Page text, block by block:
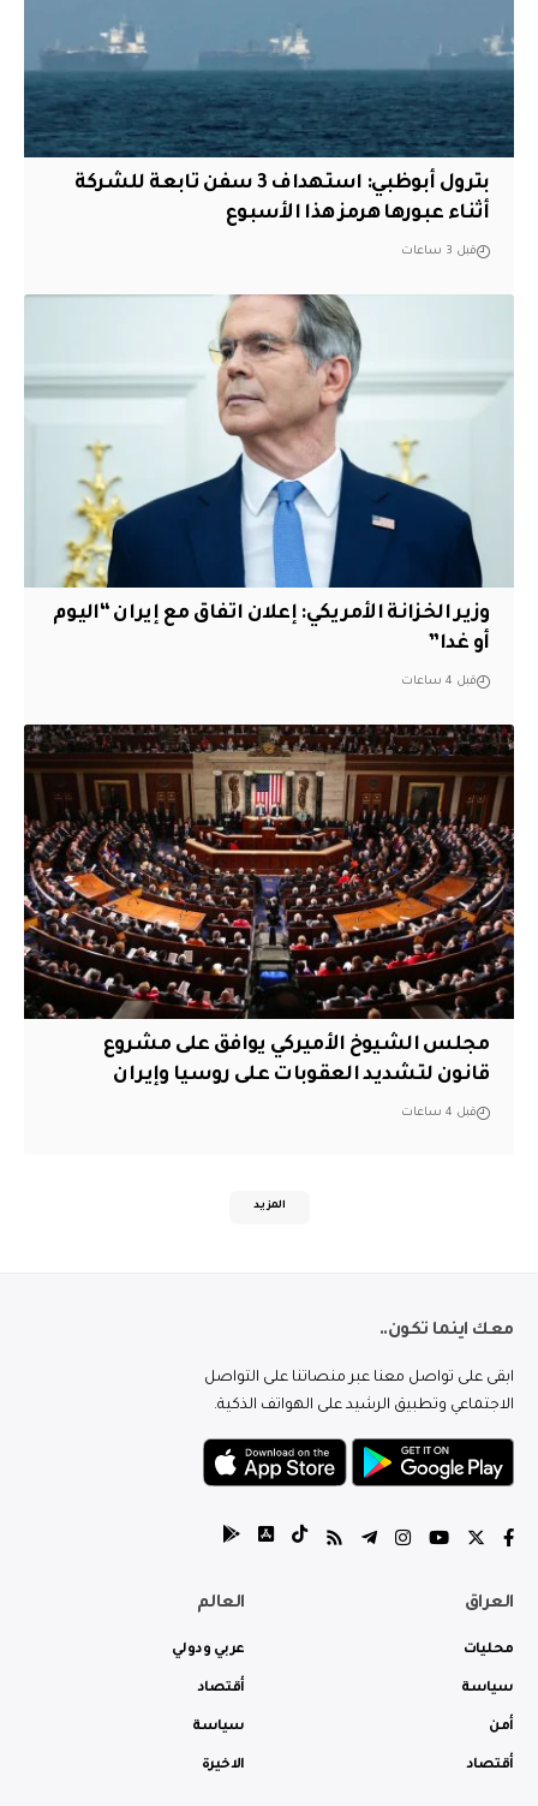
بترول أبوظبي: استهداف 3 سفن تابعة للشركة
أثناء عبورها هرمز هذا الأسبوع
قبل 3 ساعات
وزير الخزانة الأمريكي: إعلان اتفاق مع إيران “اليوم
أو غدا”
قبل 4 ساعات
مجلس الشيوخ الأميركي يوافق على مشروع
قانون لتشديد العقوبات على روسيا وإيران
قبل 4 ساعات
المزيد
معك اينما تكون..
ابقى على تواصل معنا عبر منصاتنا على التواصل
الاجتماعي وتطبيق الرشيد على الهواتف الذكية.
العراق
محليات
سياسة
أمن
أقتصاد
العالم
عربي ودولي
أقتصاد
سياسة
الاخيرة